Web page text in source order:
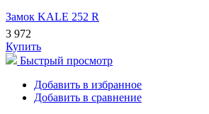
Замок KALE 252 R
3 972
Купить
Быстрый просмотр
Добавить в избранное
Добавить в сравнение